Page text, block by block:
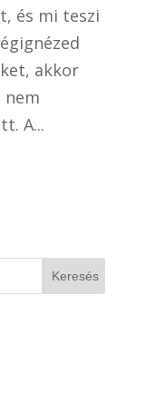
és mi teszi
akkor
nem
A...